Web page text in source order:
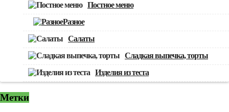
Постное меню
Разное
Салаты
Сладкая выпечка, торты
Изделия из теста
Метки